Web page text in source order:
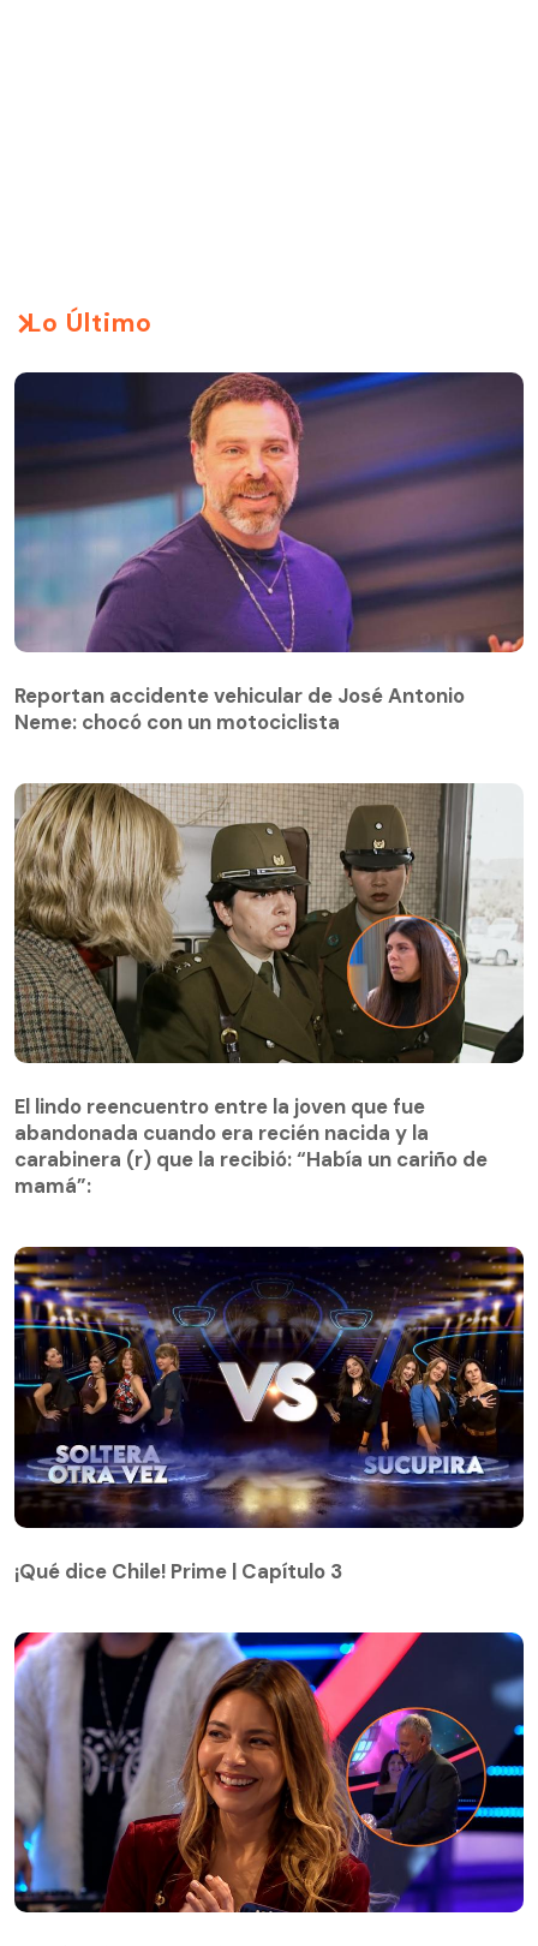
Lo Último
Reportan accidente vehicular de José Antonio
Neme: chocó con un motociclista
abandonada cuando era recién nacida y la
carabinera (r) que la recibió: “Había un cariño de
mamá”:
El lindo reencuentro entre la joven que fue
abandonada cuando era recién nacida y la
carabinera (r) que la recibió: “Había un cariño de
mamá”:
¡Qué dice Chile! Prime | Capítulo 3